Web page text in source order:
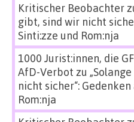
Kritischer Beobachter
gibt, sind wir nicht
Sinti:zze und Rom:nja
1000 Jurist:innen, die
AfD-Verbot zu
nicht sicher“:
Rom:nja